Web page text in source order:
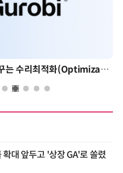
AI 시대의 의사결정을 바꾸는 수리최적화(Optimization): 실제 산업 적용 사례와 활용 전략
대 앞두고 '상장 GA'로 쏠렸